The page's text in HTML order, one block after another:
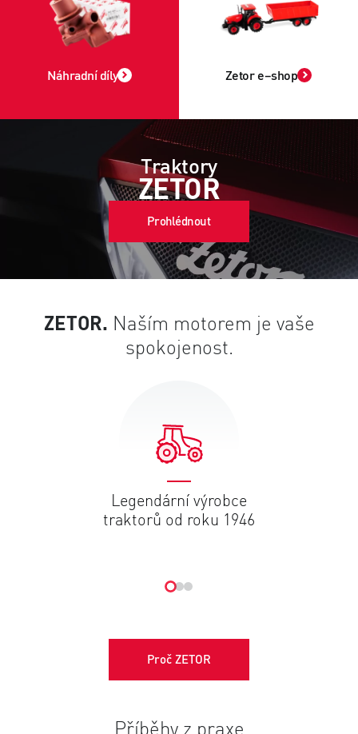
Náhradní díly Zetor e–shop
Traktory
ZETOR
Prohlédnout
ZETOR. Naším motorem je vaše
spokojenost.
Legendární výrobce
traktorů od roku 1946
Proč ZETOR